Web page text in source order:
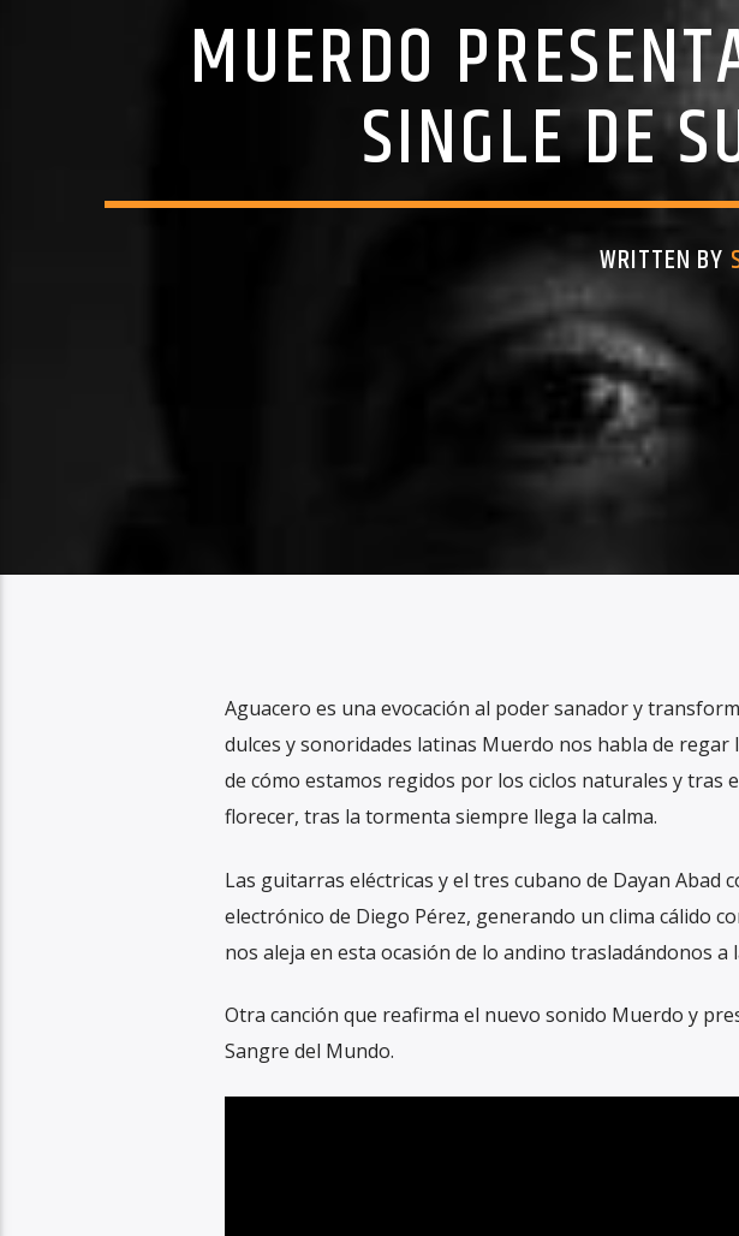
MUERDO
SINGLE DE
WRITTEN BY
Aguacero es una evocación al poder sanador y
dulces y sonoridades latinas Muerdo nos habla de
de cómo estamos regidos por los ciclos naturales y
florecer, tras la tormenta siempre llega la calma.
Las guitarras eléctricas y el tres cubano de Dayan Abad
electrónico de Diego Pérez, generando un clima cálido
nos aleja en esta ocasión de lo andino trasladándonos a
Otra canción que reafirma el nuevo sonido Muerdo y
Sangre del Mundo.